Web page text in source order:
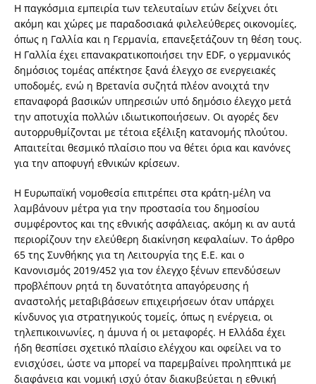
Η παγκόσμια εμπειρία των τελευταίων ετών δείχνει ότι
ακόμη και χώρες με παραδοσιακά φιλελεύθερες οικονομίες,
όπως η Γαλλία και η Γερμανία, επανεξετάζουν τη θέση τους.
Η Γαλλία έχει επανακρατικοποιήσει την EDF, ο γερμανικός
δημόσιος τομέας απέκτησε ξανά έλεγχο σε ενεργειακές
υποδομές, ενώ η Βρετανία συζητά πλέον ανοιχτά την
επαναφορά βασικών υπηρεσιών υπό δημόσιο έλεγχο μετά
την αποτυχία πολλών ιδιωτικοποιήσεων. Οι αγορές δεν
αυτορρυθμίζονται με τέτοια εξέλιξη κατανομής πλούτου.
Απαιτείται θεσμικό πλαίσιο που να θέτει όρια και κανόνες
για την αποφυγή εθνικών κρίσεων.
Η Ευρωπαϊκή νομοθεσία επιτρέπει στα κράτη-μέλη να
λαμβάνουν μέτρα για την προστασία του δημοσίου
συμφέροντος και της εθνικής ασφάλειας, ακόμη κι αν αυτά
περιορίζουν την ελεύθερη διακίνηση κεφαλαίων. Το άρθρο
65 της Συνθήκης για τη Λειτουργία της Ε.Ε. και ο
Κανονισμός 2019/452 για τον έλεγχο ξένων επενδύσεων
προβλέπουν ρητά τη δυνατότητα απαγόρευσης ή
αναστολής μεταβιβάσεων επιχειρήσεων όταν υπάρχει
κίνδυνος για στρατηγικούς τομείς, όπως η ενέργεια, οι
τηλεπικοινωνίες, η άμυνα ή οι μεταφορές. Η Ελλάδα έχει
ήδη θεσπίσει σχετικό πλαίσιο ελέγχου και οφείλει να το
ενισχύσει, ώστε να μπορεί να παρεμβαίνει προληπτικά με
διαφάνεια και νομική ισχύ όταν διακυβεύεται η εθνική